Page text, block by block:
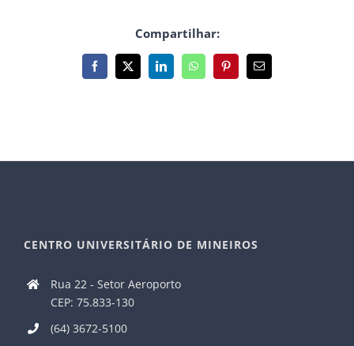
Compartilhar:
Facebook
X LinkedInWhatsAppPinterest
E-
mail
CENTRO UNIVERSITÁRIO DE MINEIROS
Rua 22 - Setor Aeroporto
CEP: 75.833-130
(64) 3672-5100